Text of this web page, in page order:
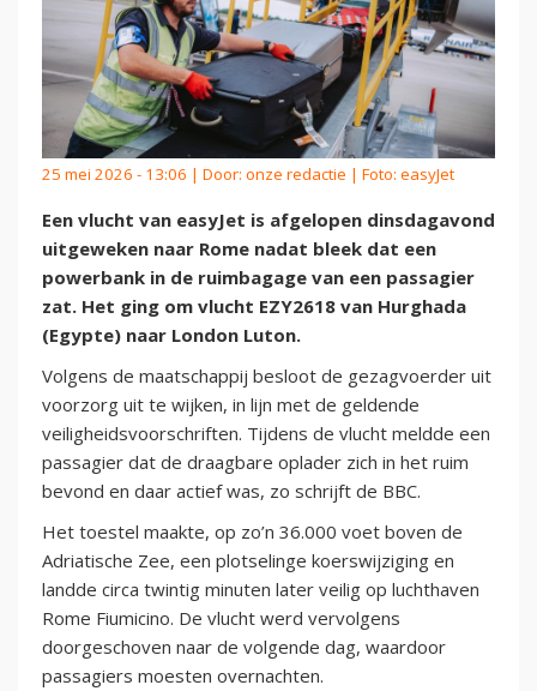
25 mei 2026 - 13:06 | Door: onze redactie | Foto: easyJet
Een vlucht van easyJet is afgelopen dinsdagavond
uitgeweken naar Rome nadat bleek dat een
powerbank in de ruimbagage van een passagier
zat. Het ging om vlucht EZY2618 van Hurghada
(Egypte) naar London Luton.
Volgens de maatschappij besloot de gezagvoerder uit
voorzorg uit te wijken, in lijn met de geldende
veiligheidsvoorschriften. Tijdens de vlucht meldde een
passagier dat de draagbare oplader zich in het ruim
bevond en daar actief was, zo schrijft de BBC.
Het toestel maakte, op zo’n 36.000 voet boven de
Adriatische Zee, een plotselinge koerswijziging en
landde circa twintig minuten later veilig op luchthaven
Rome Fiumicino. De vlucht werd vervolgens
doorgeschoven naar de volgende dag, waardoor
passagiers moesten overnachten.